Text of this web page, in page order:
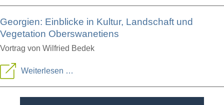
Georgien: Einblicke in Kultur, Landschaft und
Vegetation Oberswanetiens
Vortrag von Wilfried Bedek
Weiterlesen …
Einblicke